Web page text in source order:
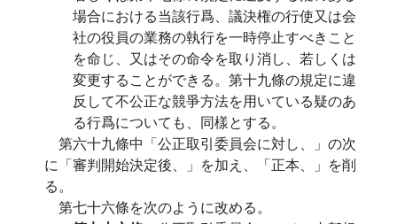
場合における当該行爲、議決権の行使又は会
社の役員の業務の執行を一時停止すべきこと
を命じ、又はその命令を取り消し、若しくは
変更することができる。第十九條の規定に違
反して不公正な競爭方法を用いている疑のあ
る行爲についても、同樣とする。
第六十九條中「公正取引委員会に対し、」の次
に「審判開始決定後、」を加え、「正本、」を削
る。
第七十六條を次のように改める。